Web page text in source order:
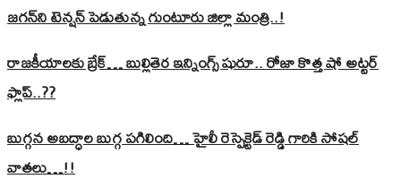
జగన్‌ని టెన్షన్‌ పెడుతున్న గుంటూరు జిల్లా మంత్రి..!
రాజకీయాలకు బ్రేక్… బుల్లితెర ఇన్నింగ్స్ షురూ.. రోజా కొత్త షో అట్టర్
ఫ్లాప్..??
బుగ్గన అబద్ధాల బుగ్గ పగిలింది… హైలీ రెస్పెక్టెడ్‌ రెడ్డి గారికి సోషల్‌
వాతలు…!!